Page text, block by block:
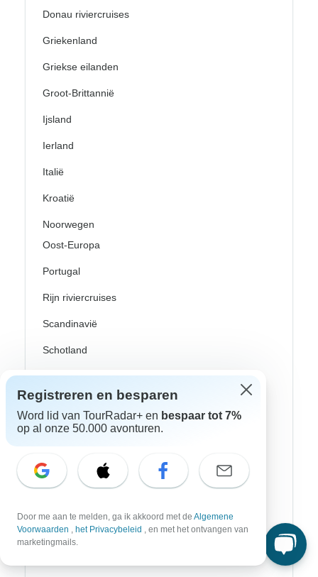
Donau riviercruises
Griekenland
Griekse eilanden
Groot-Brittannië
Ijsland
Ierland
Italië
Kroatië
Noorwegen
Oost-Europa
Portugal
Rijn riviercruises
Scandinavië
Schotland
Spanje
Turkije
Zweden
Costa Rica
Peru
Registreren en besparen
Word lid van TourRadar+ en bespaar tot 7%
op al onze 50.000 avonturen.
Door me aan te melden, ga ik akkoord met de Algemene
Voorwaarden , het Privacybeleid , en met het ontvangen van
marketingmails.